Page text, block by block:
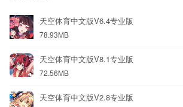
天空体育中文版V6.4专业版
78.93MB
天空体育中文版V8.1专业版
72.56MB
天空体育中文版V2.8专业版